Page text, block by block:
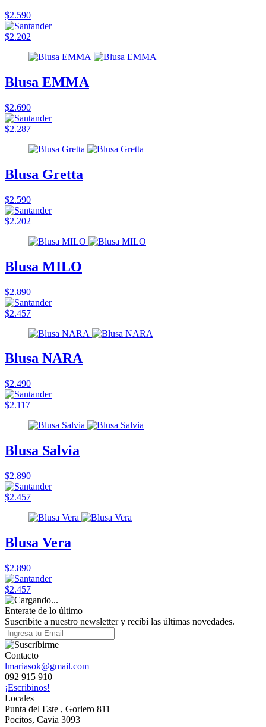
$2.590
$2.202
Blusa EMMA
$2.690
$2.287
Blusa Gretta
$2.590
$2.202
Blusa MILO
$2.890
$2.457
Blusa NARA
$2.490
$2.117
Blusa Salvia
$2.890
$2.457
Blusa Vera
$2.890
$2.457
Enterate de lo último
Suscribite a nuestro newsletter y recibí las últimas novedades.
Contacto
lmariasok@gmail.com
092 915 910
¡Escribinos!
Locales
Punta del Este , Gorlero 811
Pocitos, Cavia 3093